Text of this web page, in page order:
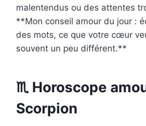
malentendus ou des attentes
**Mon conseil amour du jour :
des mots, ce que votre cœur
souvent un peu différent.**
♏ Horoscope
Scorpion